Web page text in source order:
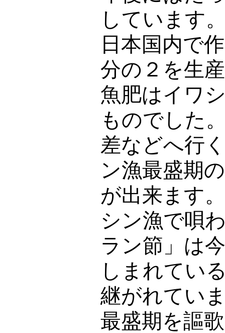
しています
日本国内で
分の２を生
魚肥はイワ
ものでした
差などへ行
ン漁最盛期
が出来ます
シン漁で唄
ラン節」は
しまれてい
継がれてい
最盛期を謳